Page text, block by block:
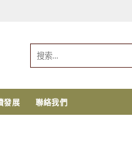
索：
發展 聯絡我們